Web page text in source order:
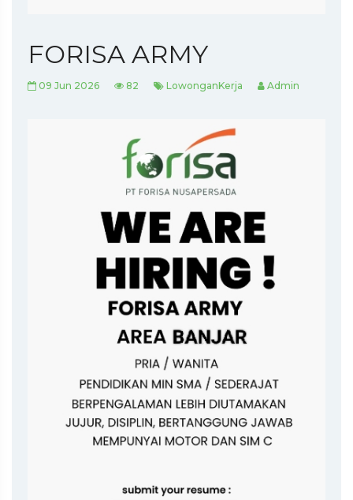
FORISA ARMY
09 Jun 2026 82 LowonganKerja Admin